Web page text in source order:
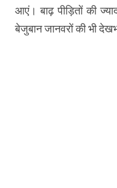
आएं। बाढ़ पीड़ितों की
बेजुबान जानवरों की भी